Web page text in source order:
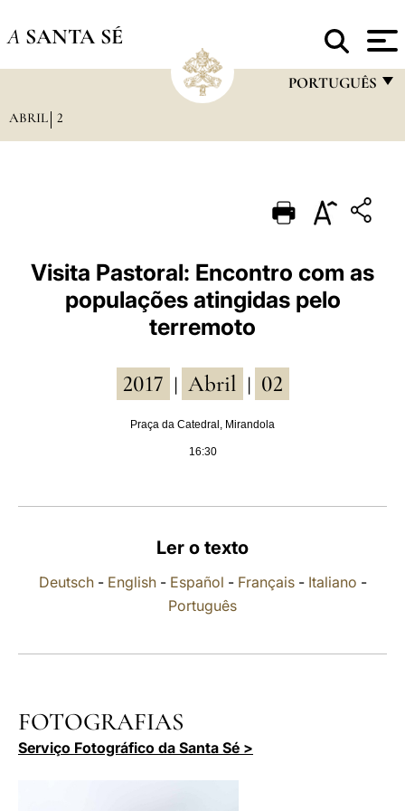
A SANTA SÉ
PORTUGUÊS
PORTUGUÊS
DEUTSCH
العربيّة
中文
ABRIL 2
Visita Pastoral: Encontro com as
populações atingidas pelo
terremoto
2017 Abril 02
Praça da Catedral, Mirandola
16:30
Ler o texto
Deutsch- English- Español - Français- Italiano -
Português
FOTOGRAFIAS
Serviço Fotográfico da Santa Sé >